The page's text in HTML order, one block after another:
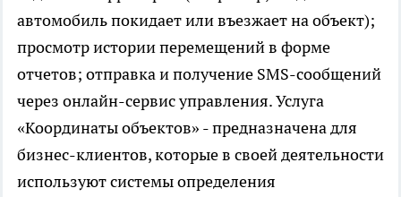
автомобиль покидает или въезжает на объект);
просмотр истории перемещений в форме
отчетов; отправка и получение SMS-сообщений
через онлайн-сервис управления. Услуга
«Координаты объектов» - предназначена для
бизнес-клиентов, которые в своей деятельности
используют системы определения